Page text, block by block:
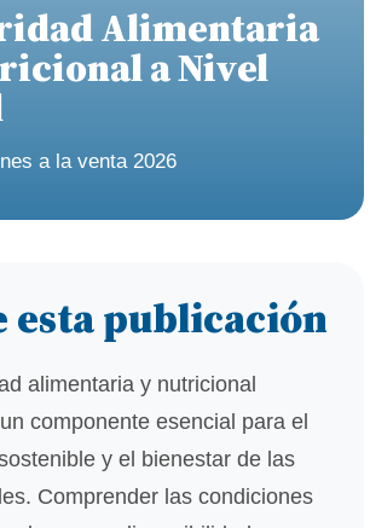
Alimentaria
a Nivel
a la venta 2026
esta publicación
alimentaria y nutricional
componente esencial para el
y el bienestar de las
Comprender las condiciones